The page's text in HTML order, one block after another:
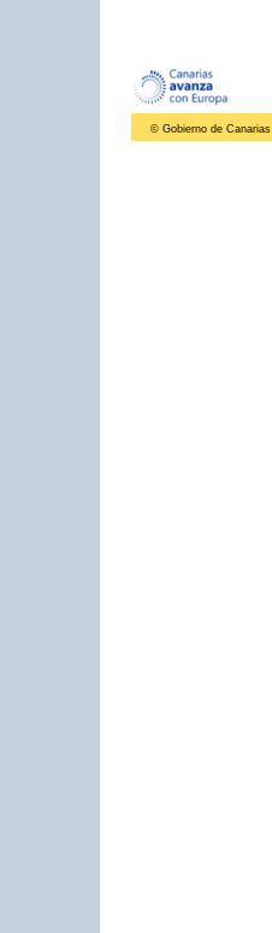
© Gobierno de Canarias